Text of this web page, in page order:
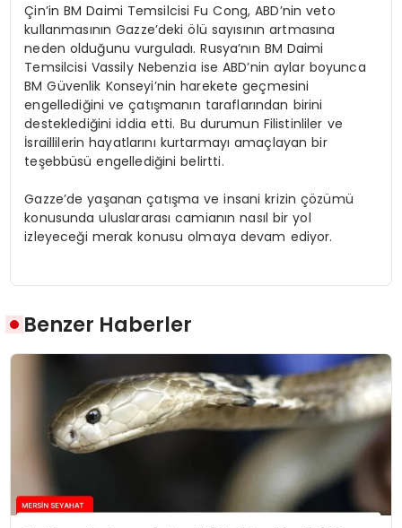
Çin’in BM Daimi Temsilcisi Fu Cong, ABD’nin veto
kullanmasının Gazze’deki ölü sayısının artmasına
neden olduğunu vurguladı. Rusya’nın BM Daimi
Temsilcisi Vassily Nebenzia ise ABD’nin aylar boyunca
BM Güvenlik Konseyi’nin harekete geçmesini
engellediğini ve çatışmanın taraflarından birini
desteklediğini iddia etti. Bu durumun Filistinliler ve
İsraillilerin hayatlarını kurtarmayı amaçlayan bir
teşebbüsü engellediğini belirtti.
Gazze’de yaşanan çatışma ve insani krizin çözümü
konusunda uluslararası camianın nasıl bir yol
izleyeceği merak konusu olmaya devam ediyor.
Benzer Haberler